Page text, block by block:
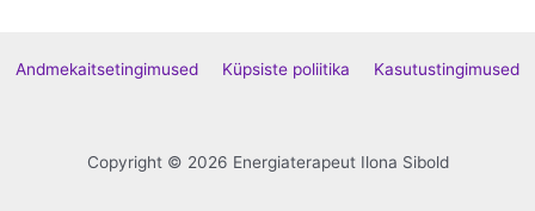
Andmekaitsetingimused Küpsiste poliitika Kasutustingimused
Copyright © 2026 Energiaterapeut Ilona Sibold